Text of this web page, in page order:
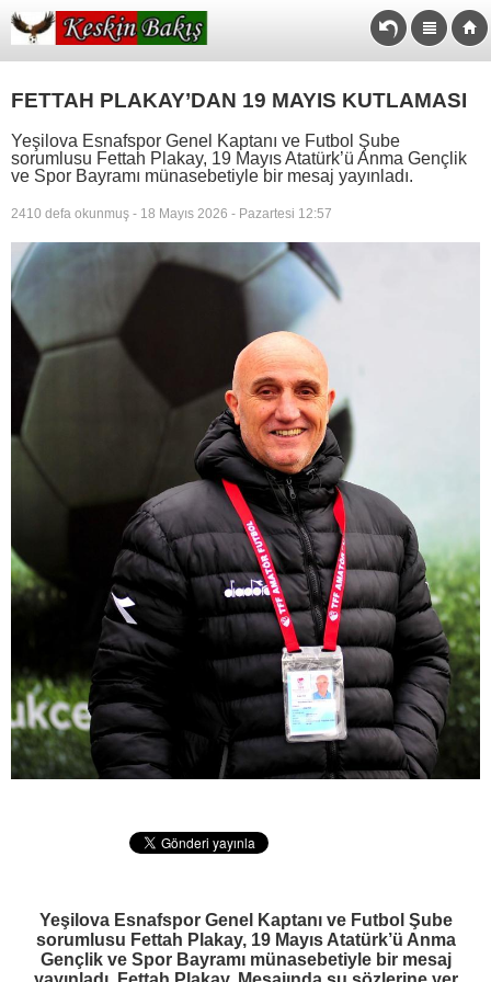
FETTAH PLAKAY’DAN 19 MAYIS KUTLAMASI
Yeşilova Esnafspor Genel Kaptanı ve Futbol Şube
sorumlusu Fettah Plakay, 19 Mayıs Atatürk’ü Anma Gençlik
ve Spor Bayramı münasebetiyle bir mesaj yayınladı.
2410 defa okunmuş - 18 Mayıs 2026 - Pazartesi 12:57
Yeşilova Esnafspor Genel Kaptanı ve Futbol Şube
sorumlusu Fettah Plakay, 19 Mayıs Atatürk’ü Anma
Gençlik ve Spor Bayramı münasebetiyle bir mesaj